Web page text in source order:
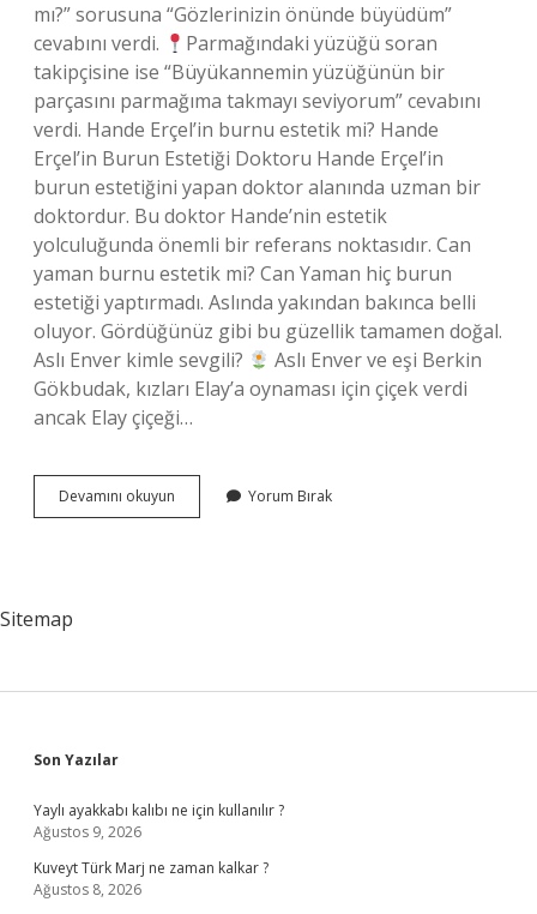
mı?” sorusuna “Gözlerinizin önünde büyüdüm”
cevabını verdi.
Parmağındaki yüzüğü soran
takipçisine ise “Büyükannemin yüzüğünün bir
parçasını parmağıma takmayı seviyorum” cevabını
verdi. Hande Erçel’in burnu estetik mi? Hande
Erçel’in Burun Estetiği Doktoru Hande Erçel’in
burun estetiğini yapan doktor alanında uzman bir
doktordur. Bu doktor Hande’nin estetik
yolculuğunda önemli bir referans noktasıdır. Can
yaman burnu estetik mi? Can Yaman hiç burun
estetiği yaptırmadı. Aslında yakından bakınca belli
oluyor. Gördüğünüz gibi bu güzellik tamamen doğal.
Aslı Enver kimle sevgili?
Aslı Enver ve eşi Berkin
Gökbudak, kızları Elay’a oynaması için çiçek verdi
ancak Elay çiçeği…
Devamını okuyun
Enver
Yorum Bırak
Sitemap
Sidebar
Son Yazılar
Yaylı ayakkabı kalıbı ne için kullanılır ?
Ağustos 9, 2026
Kuveyt Türk Marj ne zaman kalkar ?
Ağustos 8, 2026